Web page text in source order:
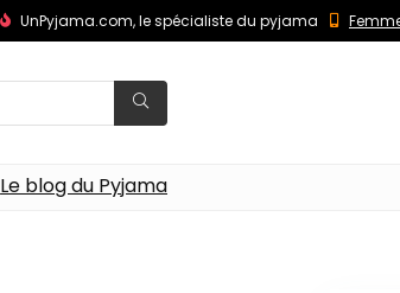
UnPyjama.com, le spécialiste du pyjama
Le blog du Pyjama